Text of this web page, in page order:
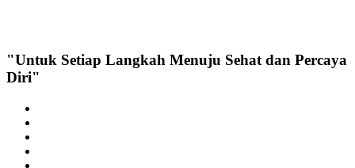
"Untuk Setiap Langkah Menuju Sehat dan Percaya
Diri"